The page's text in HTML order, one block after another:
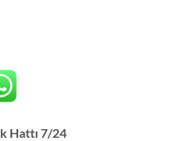
Hattı 7/24